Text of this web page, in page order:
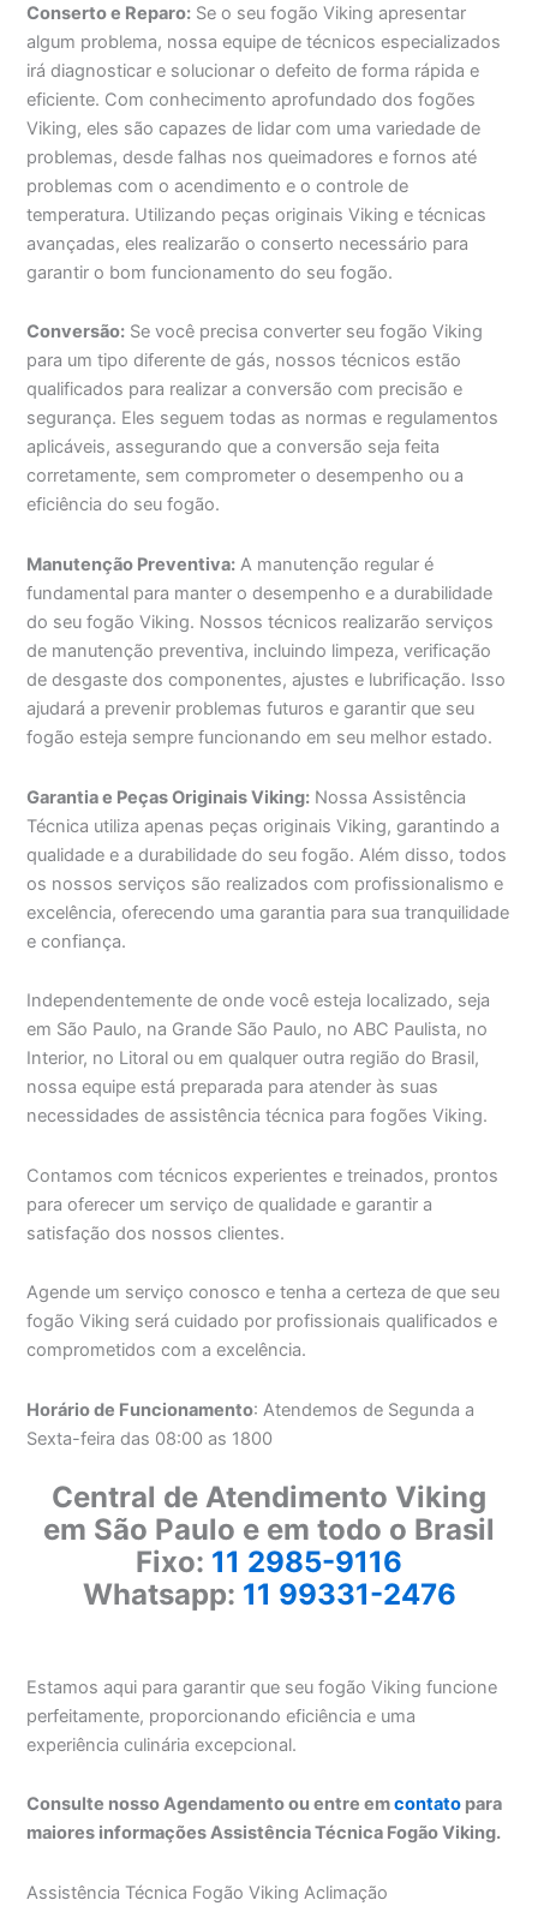
Conserto e Reparo: Se o seu fogão Viking apresentar
algum problema, nossa equipe de técnicos especializados
irá diagnosticar e solucionar o defeito de forma rápida e
eficiente. Com conhecimento aprofundado dos fogões
Viking, eles são capazes de lidar com uma variedade de
problemas, desde falhas nos queimadores e fornos até
problemas com o acendimento e o controle de
temperatura. Utilizando peças originais Viking e técnicas
avançadas, eles realizarão o conserto necessário para
garantir o bom funcionamento do seu fogão.
Conversão: Se você precisa converter seu fogão Viking
para um tipo diferente de gás, nossos técnicos estão
qualificados para realizar a conversão com precisão e
segurança. Eles seguem todas as normas e regulamentos
aplicáveis, assegurando que a conversão seja feita
corretamente, sem comprometer o desempenho ou a
eficiência do seu fogão.
Manutenção Preventiva: A manutenção regular é
fundamental para manter o desempenho e a durabilidade
do seu fogão Viking. Nossos técnicos realizarão serviços
de manutenção preventiva, incluindo limpeza, verificação
de desgaste dos componentes, ajustes e lubrificação. Isso
ajudará a prevenir problemas futuros e garantir que seu
fogão esteja sempre funcionando em seu melhor estado.
Garantia e Peças Originais Viking: Nossa Assistência
Técnica utiliza apenas peças originais Viking, garantindo a
qualidade e a durabilidade do seu fogão. Além disso, todos
os nossos serviços são realizados com profissionalismo e
excelência, oferecendo uma garantia para sua tranquilidade
e confiança.
Independentemente de onde você esteja localizado, seja
em São Paulo, na Grande São Paulo, no ABC Paulista, no
Interior, no Litoral ou em qualquer outra região do Brasil,
nossa equipe está preparada para atender às suas
necessidades de assistência técnica para fogões Viking.
Contamos com técnicos experientes e treinados, prontos
para oferecer um serviço de qualidade e garantir a
satisfação dos nossos clientes.
Agende um serviço conosco e tenha a certeza de que seu
fogão Viking será cuidado por profissionais qualificados e
comprometidos com a excelência.
Horário de Funcionamento: Atendemos de Segunda a
Sexta-feira das 08:00 as 1800
Central de Atendimento Viking
em São Paulo e em todo o Brasil
Fixo: 11 2985-9116
Whatsapp: 11 99331-2476
Estamos aqui para garantir que seu fogão Viking funcione
perfeitamente, proporcionando eficiência e uma
experiência culinária excepcional.
Consulte nosso Agendamento ou entre emcontato para
maiores informações Assistência Técnica Fogão Viking.
Assistência Técnica Fogão Viking Aclimação